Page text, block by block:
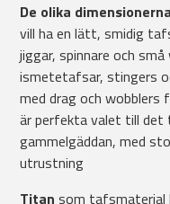
De olika
vill ha en lätt, smidig
jiggar, spinnare och
ismetetafsar, stingers
med drag och wobblers
är perfekta valet till
gammelgäddan, med
utrustning
Titan som tafsmaterial